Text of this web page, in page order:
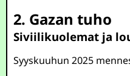
2. Gazan tuho
Siviilikuolemat ja
Syyskuuhun 2025